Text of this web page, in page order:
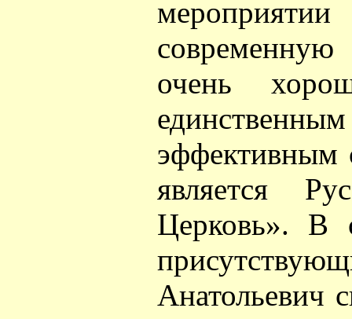
очень
эффективным
является
Церковь». В
Анатольевич